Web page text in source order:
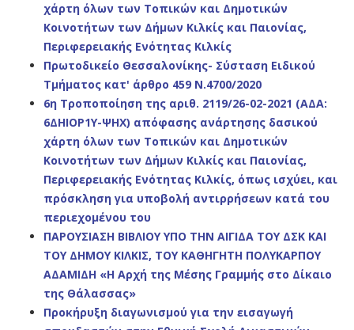
χάρτη όλων των Τοπικών και Δημοτικών
Κοινοτήτων των Δήμων Κιλκίς και Παιονίας,
Περιφερειακής Ενότητας Κιλκίς
Πρωτοδικείο Θεσσαλονίκης- Σύσταση Ειδικού
Τμήματος κατ' άρθρο 459 Ν.4700/2020
6η Τροποποίηση της αριθ. 2119/26-02-2021 (ΑΔΑ:
6ΔΗΙΟΡ1Υ-ΨΗΧ) απόφασης ανάρτησης δασικού
χάρτη όλων των Τοπικών και Δημοτικών
Κοινοτήτων των Δήμων Κιλκίς και Παιονίας,
Περιφερειακής Ενότητας Κιλκίς, όπως ισχύει, και
πρόσκληση για υποβολή αντιρρήσεων κατά του
περιεχομένου του
ΠΑΡΟΥΣΙΑΣΗ ΒΙΒΛΙΟΥ ΥΠΟ ΤΗΝ ΑΙΓΙΔΑ ΤΟΥ ΔΣΚ ΚΑΙ
ΤΟΥ ΔΗΜΟΥ ΚΙΛΚΙΣ, ΤΟΥ ΚΑΘΗΓΗΤΗ ΠΟΛΥΚΑΡΠΟΥ
ΑΔΑΜΙΔΗ «Η Αρχή της Μέσης Γραμμής στο Δίκαιο
της Θάλασσας»
Προκήρυξη διαγωνισμού για την εισαγωγή